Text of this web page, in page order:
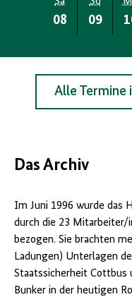
08 09
Alle Termine
Das Archiv
Im Juni 1996 wurde das
durch die 23 Mitarbeiter/
bezogen. Sie brachten
Ladungen) Unterlagen
Staatssicherheit Cottbus
Bunker in der heutigen